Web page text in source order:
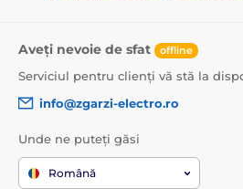
Aveți nevoie de sfat offline
Serviciul pentru clienți vă stă la
info@zgarzi-electro.ro
Unde ne puteți găsi
Română